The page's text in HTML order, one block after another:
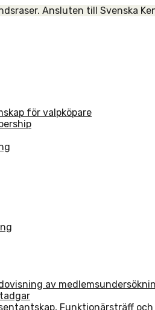
Ansluten till Svenska
för valpköpare
av
Funktionärsträff